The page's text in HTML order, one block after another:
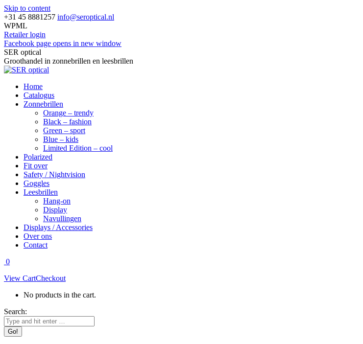
Skip to content
+31 45 8881257 info@seroptical.nl
WPML
Retailer login
Facebook page opens in new window
SER optical
Groothandel in zonnebrillen en leesbrillen
Home
Catalogus
Zonnebrillen
Orange – trendy
Black – fashion
Green – sport
Blue – kids
Limited Edition – cool
Polarized
Fit over
Safety / Nightvision
Goggles
Leesbrillen
Hang-on
Display
Navullingen
Displays / Accessories
Over ons
Contact
0
View CartCheckout
No products in the cart.
Search: